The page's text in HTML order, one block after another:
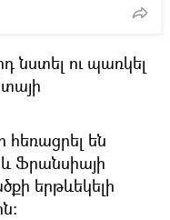
նստել ու պառկել
են
Ֆրանսիայի
երթևեկելի